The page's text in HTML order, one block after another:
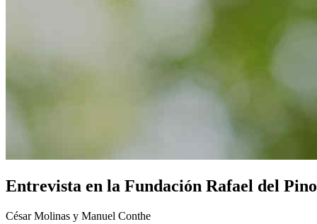
Entrevista en la Fundación Rafael del Pino
César Molinas y Manuel Conthe